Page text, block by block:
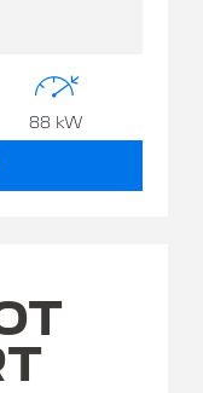
88 kW